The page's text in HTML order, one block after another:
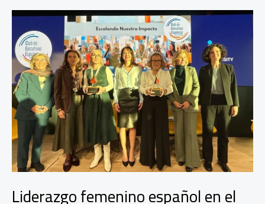
Liderazgo femenino español en el